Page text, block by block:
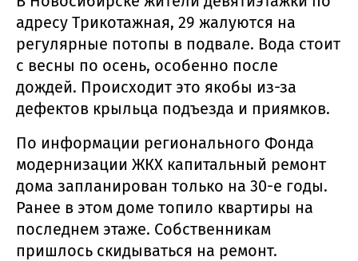
адресу Трикотажная, 29 жалуются на
регулярные потопы в подвале. Вода стоит
с весны по осень, особенно после
дождей. Происходит это якобы из-за
дефектов крыльца подъезда и приямков.
По информации регионального Фонда
модернизации ЖКХ капитальный ремонт
дома запланирован только на 30-е годы.
Ранее в этом доме топило квартиры на
последнем этаже. Собственникам
пришлось скидываться на ремонт.